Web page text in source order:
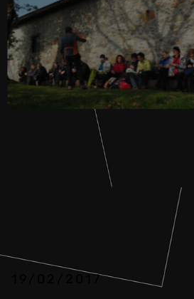
19/02/2017